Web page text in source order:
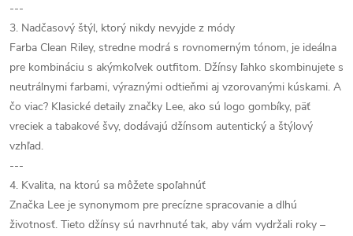
---
3. Nadčasový štýl, ktorý nikdy nevyjde z módy
Farba Clean Riley, stredne modrá s rovnomerným tónom, je ideálna
pre kombináciu s akýmkoľvek outfitom. Džínsy ľahko skombinujete s
neutrálnymi farbami, výraznými odtieňmi aj vzorovanými kúskami. A
čo viac? Klasické detaily značky Lee, ako sú logo gombíky, päť
vreciek a tabakové švy, dodávajú džínsom autentický a štýlový
vzhľad.
---
4. Kvalita, na ktorú sa môžete spoľahnúť
Značka Lee je synonymom pre precízne spracovanie a dlhú
životnosť. Tieto džínsy sú navrhnuté tak, aby vám vydržali roky –